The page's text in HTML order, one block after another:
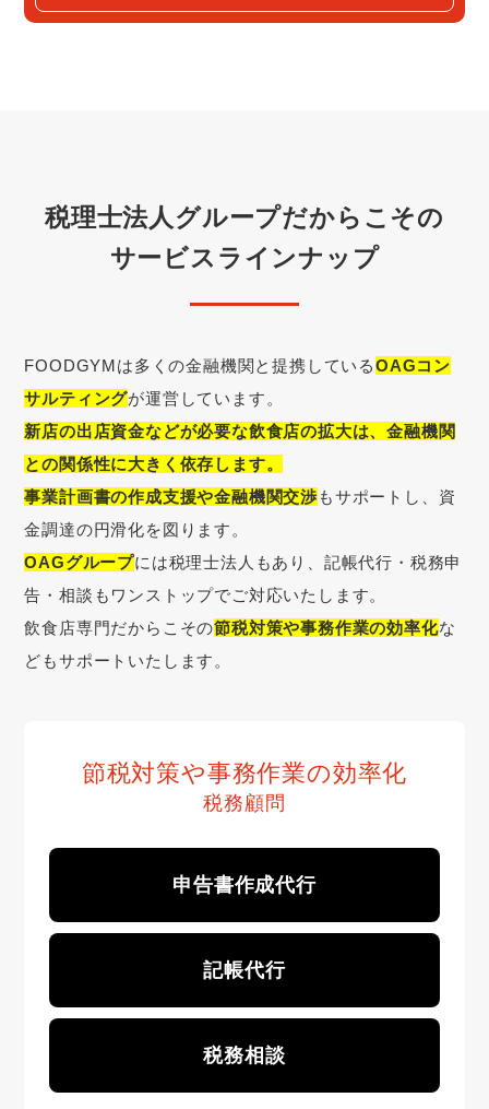
税理士法人グループだからこその
サービスラインナップ
FOODGYMは多くの金融機関と提携しているOAGコン
サルティングが運営しています。
新店の出店資金などが必要な飲食店の拡大は、金融機関
との関係性に大きく依存します。
事業計画書の作成支援や金融機関交渉 もサポートし、資
金調達の円滑化を図ります。
OAGグループには税理士法人もあり、記帳代行・税務申
告・相談もワンストップでご対応いたします。
飲食店専門だからこその節税対策や事務作業の効率化な
どもサポートいたします。
節税対策や事務作業の効率化
税務顧問
申告書作成代行
記帳代行
税務相談